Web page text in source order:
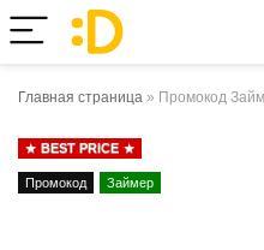
Главная страница » Промокод
BEST PRICE
Промокод Займер